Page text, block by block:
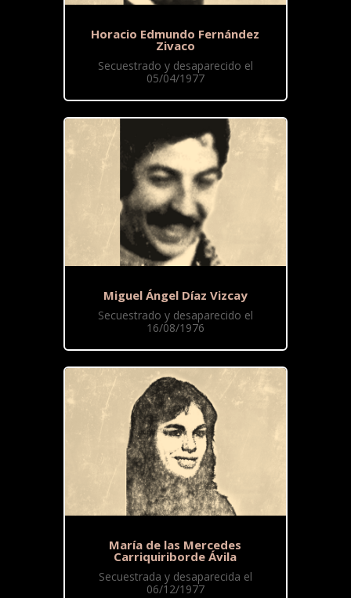
Horacio Edmundo Fernández
Zivaco
Secuestrado y desaparecido el
05/04/1977
Miguel Ángel Díaz Vizcay
Secuestrado y desaparecido el
16/08/1976
María de las Mercedes
Carriquiriborde Ávila
Secuestrada y desaparecida el
06/12/1977